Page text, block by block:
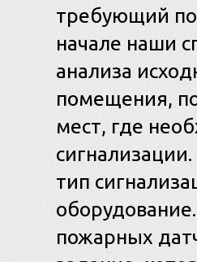
требующий
начале наши
анализа
помещения,
мест, где
тип
пожарных